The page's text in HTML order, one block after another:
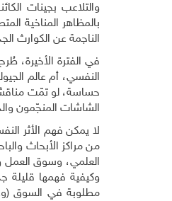
والتلاعب بجينات
بالمظاهر المناخية
الناجمة عن الكوارث
في الفترة الأخيرة،
النفسي، أم عالم
حساسة، لو تمّت
الشاشات المنجّمون
لا يمكن فهم الأثر
من مراكز الأبحاث
العلمي، وسوق العمل
وكيفية فهمها قليلة
مطلوبة في السوق